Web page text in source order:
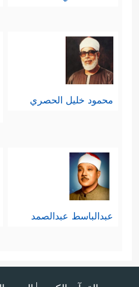
محمود خليل الحصري
عبدالباسط عبدالصمد